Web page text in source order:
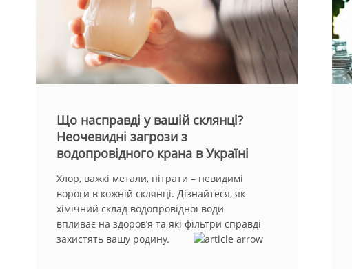
Що насправді у вашій склянці?
Неочевидні загрози з
водопровідного крана в Україні
Хлор, важкі метали, нітрати – невидимі
вороги в кожній склянці. Дізнайтеся, як
хімічний склад водопровідної води
впливає на здоров’я та які фільтри справді
захистять вашу родину.